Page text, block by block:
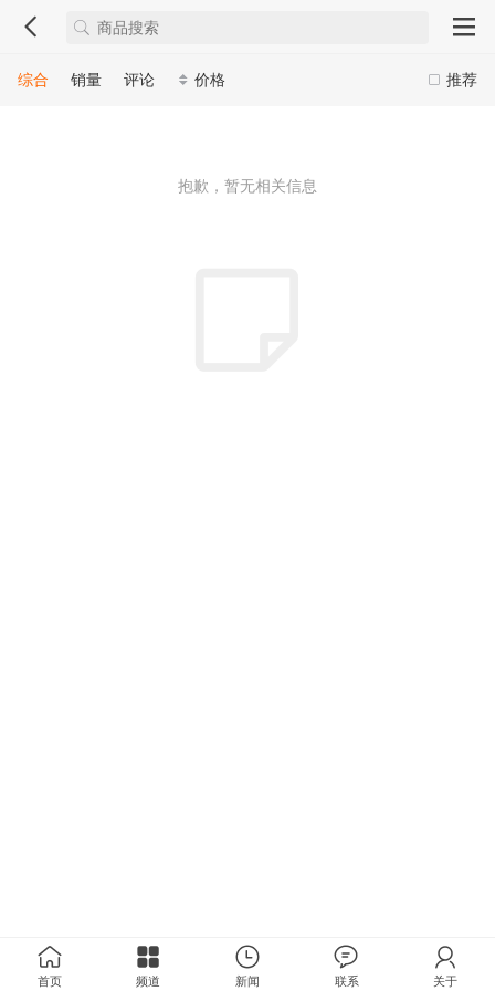
推荐
综合 销量 评论 价格
抱歉，暂无相关信息
首页 频道 新闻 联系 关于